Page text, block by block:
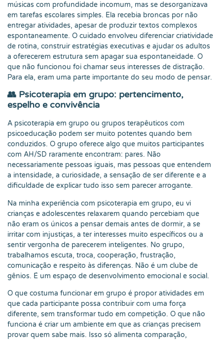
músicas com profundidade incomum, mas se desorganizava
em tarefas escolares simples. Ela recebia broncas por não
entregar atividades, apesar de produzir textos complexos
espontaneamente. O cuidado envolveu diferenciar criatividade
de rotina, construir estratégias executivas e ajudar os adultos
a oferecerem estrutura sem apagar sua espontaneidade. O
que não funcionou foi chamar seus interesses de distração.
Para ela, eram uma parte importante do seu modo de pensar.
👥 Psicoterapia em grupo: pertencimento,
espelho e convivência
A psicoterapia em grupo ou grupos terapêuticos com
psicoeducação podem ser muito potentes quando bem
conduzidos. O grupo oferece algo que muitos participantes
com AH/SD raramente encontram: pares. Não
necessariamente pessoas iguais, mas pessoas que entendem
a intensidade, a curiosidade, a sensação de ser diferente e a
dificuldade de explicar tudo isso sem parecer arrogante.
Na minha experiência com psicoterapia em grupo, eu vi
crianças e adolescentes relaxarem quando percebiam que
não eram os únicos a pensar demais antes de dormir, a se
irritar com injustiças, a ter interesses muito específicos ou a
sentir vergonha de parecerem inteligentes. No grupo,
trabalhamos escuta, troca, cooperação, frustração,
comunicação e respeito às diferenças. Não é um clube de
gênios. É um espaço de desenvolvimento emocional e social.
O que costuma funcionar em grupo é propor atividades em
que cada participante possa contribuir com uma força
diferente, sem transformar tudo em competição. O que não
funciona é criar um ambiente em que as crianças precisem
provar quem sabe mais. Isso só alimenta comparação,